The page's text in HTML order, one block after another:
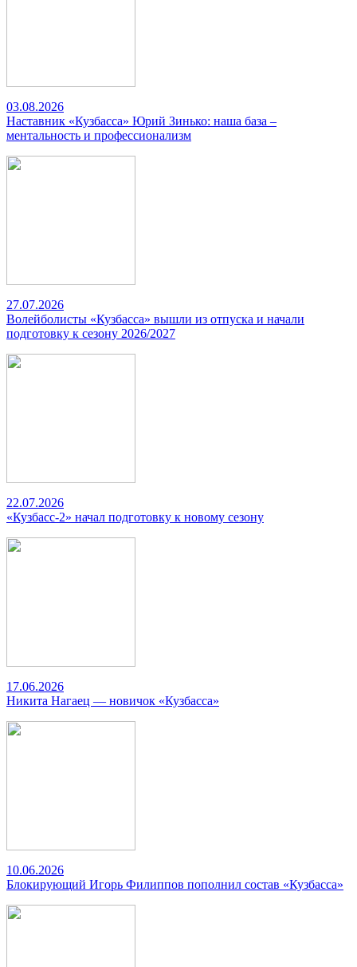
03.08.2026
Наставник «Кузбасса» Юрий Зинько: наша база –
ментальность и профессионализм
27.07.2026
Волейболисты «Кузбасса» вышли из отпуска и начали
подготовку к сезону 2026/2027
22.07.2026
«Кузбасс-2» начал подготовку к новому сезону
17.06.2026
Никита Нагаец — новичок «Кузбасса»
10.06.2026
Блокирующий Игорь Филиппов пополнил состав «Кузбасса»